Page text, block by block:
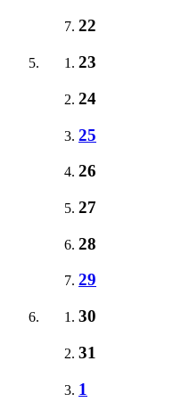
22
23
24
25
26
27
28
29
30
31
1